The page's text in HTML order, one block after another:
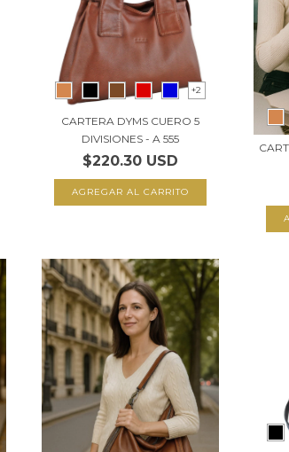
+2
CARTERA DYMS CUERO 5
DIVISIONES - A 555
$220.30 USD
AGREGAR AL CARRITO